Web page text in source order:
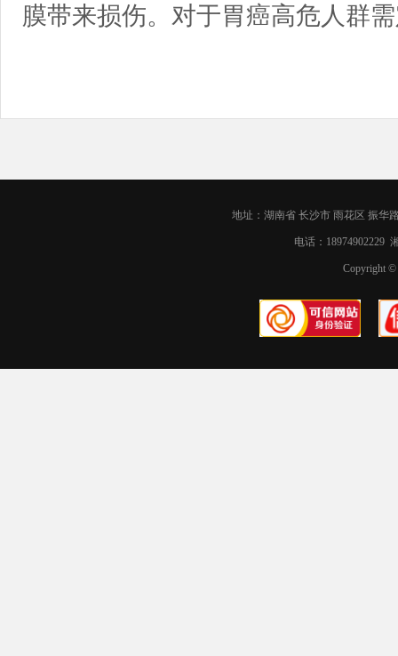
膜带来损伤。对于胃癌高危人群
地址：湖南省 长沙市 雨花区 振华
电话：18974902229
Copyright ©